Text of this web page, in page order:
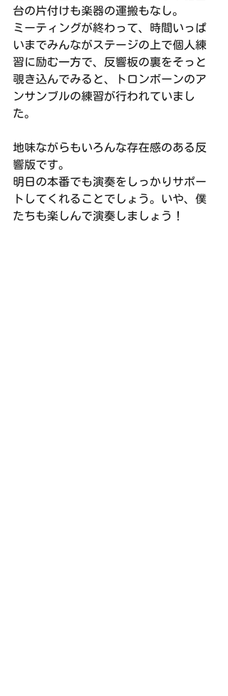
台の片付けも楽器の運搬もなし。
ミーティングが終わって、時間いっぱ
いまでみんながステージの上で個人練
習に励む一方で、反響板の裏をそっと
覗き込んでみると、トロンボーンのア
ンサンブルの練習が行われていまし
た。
地味ながらもいろんな存在感のある反
響版です。
明日の本番でも演奏をしっかりサポー
トしてくれることでしょう。いや、僕
たちも楽しんで演奏しましょう！